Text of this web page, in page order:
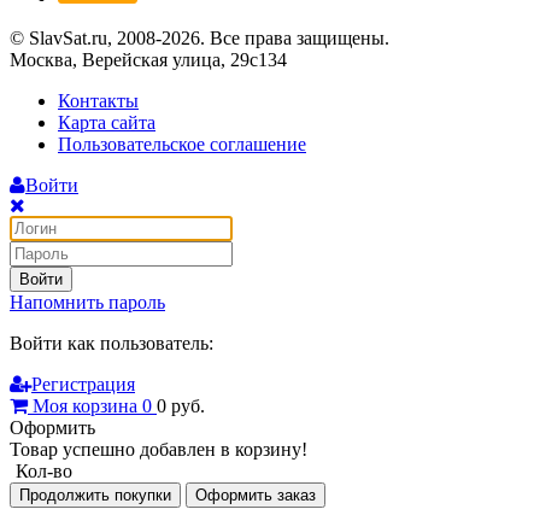
© SlavSat.ru, 2008-2026. Все права защищены.
Москва, Верейская улица, 29с134
Контакты
Карта сайта
Пользовательское соглашение
Войти
Войти
Напомнить пароль
Войти как пользователь:
Регистрация
Моя корзина 0 0 руб.
Оформить
Товар успешно добавлен в корзину!
Кол-во
Продолжить покупки Оформить заказ